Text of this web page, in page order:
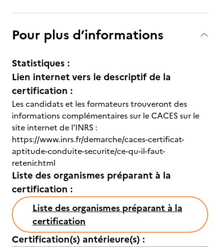
Pour plus d’informations
Statistiques :
Lien internet vers le descriptif de la
certification :
Les candidats et les formateurs trouveront des
informations complémentaires sur le CACES sur le
site internet de l'INRS :
https://www.inrs.fr/demarche/caces-certificat-
aptitude-conduite-securite/ce-qu-il-faut-
retenir.html
Liste des organismes préparant à la
certification :
Liste des organismes préparant à la
certification
Certification(s) antérieure(s) :